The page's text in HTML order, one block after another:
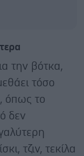
την βότκα,
τόσο
όπως το
δεν
τζιν, τεκίλα